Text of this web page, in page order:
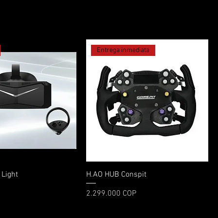
rápida
Light
Vista rápida
Entrega inmediata
H.AO HUB Conspit
Precio
2.299.000 COP